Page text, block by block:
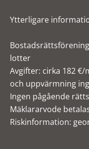
Ytterligare
lotter
Avgifter: cirka 182
och uppvärmning
Ingen pågående
Mäklararvode
Riskinformation: